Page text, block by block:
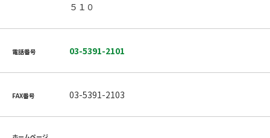
５１０
電話番号 03-5391-2101
FAX番号 03-5391-2103